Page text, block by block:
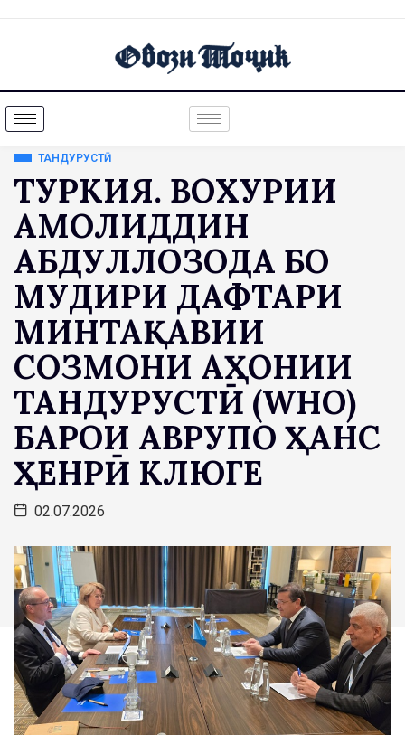
ТАНДУРУСТӢ
ТУРКИЯ. ВОХУРИИ
ҶАМОЛИДДИН
АБДУЛЛОЗОДА БО
МУДИРИ ДАФТАРИ
МИНТАҚАВИИ
СОЗМОНИ ҶАҲОНИИ
ТАНДУРУСТӢ (WHO)
БАРОИ АВРУПО ҲАНС
ҲЕНРӢ КЛЮГЕ
02.07.2026